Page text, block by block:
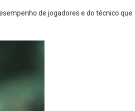
de jogadores e do técnico que